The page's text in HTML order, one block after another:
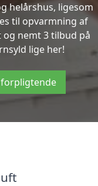
helårshus, ligesom
til opvarmning af
nemt 3 tilbud på
lige her!